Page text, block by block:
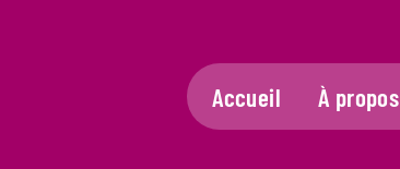
Accueil À propos